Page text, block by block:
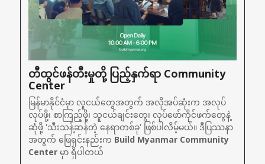
တီထွင်ဖန်တီးမှုတို့ ပြည့်နှက်ရာ Community
Center
မြန်မာနိုင်ငံမှာ လူငယ်တွေအတွက် အလိုအပ်ဆုံးက အလုပ်
လုပ်ဖို့၊ စာကြည့်ဖို့၊ သူငယ်ချင်းတွေ၊ လုပ်ဖော်ကိုင်ဖက်တွေနဲ့
ဆုံဖို့ 'သီးသန့်ဆန်တဲ့ နေရာတစ်ခု' ဖြစ်ပါလိမ့်မယ်။ ဒီပြဿနာ
အတွက် ဖြေရှင်းနည်းက Build Myanmar Community
Center မှာ ရှိပါတယ်